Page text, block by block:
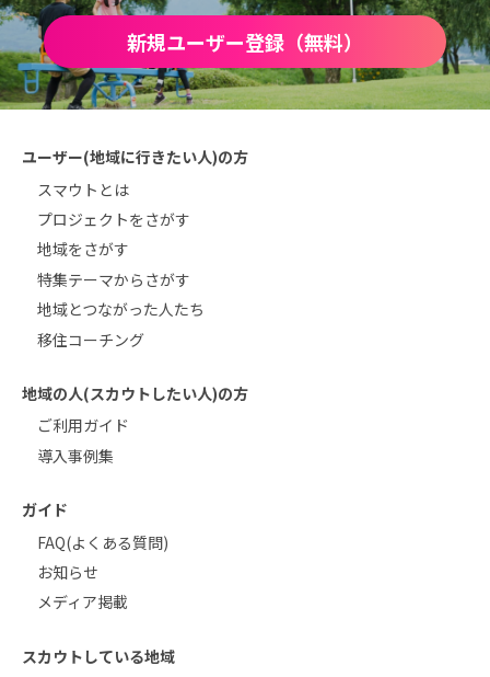
新規ユーザー登録（無料）
ユーザー(地域に行きたい人)の方
スマウトとは
プロジェクトをさがす
地域をさがす
特集テーマからさがす
地域とつながった人たち
移住コーチング
地域の人(スカウトしたい人)の方
ご利用ガイド
導入事例集
ガイド
FAQ(よくある質問)
お知らせ
メディア掲載
スカウトしている地域